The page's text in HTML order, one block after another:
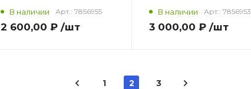
В наличии Арт.: 7856955
2 600,00 ₽/шт
В наличии Арт.: 7856953
3 000,00 ₽ /шт
1 2 3